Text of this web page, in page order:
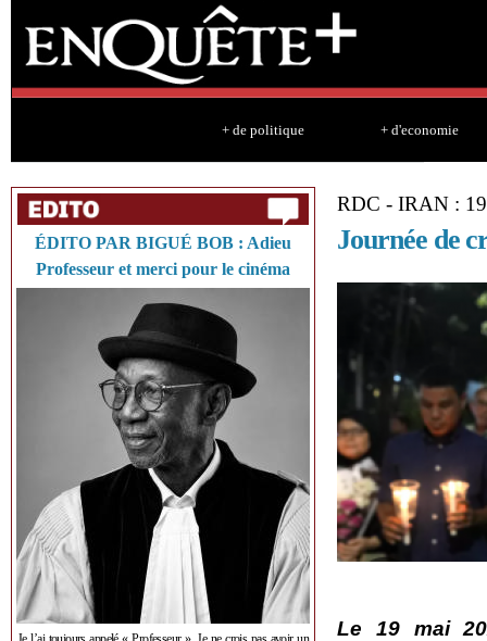
+ de politique + d'economie
ÉDITO PAR BIGUÉ BOB : Adieu
Professeur et merci pour le cinéma
RDC - IRAN :
Journée de
Le 19 mai